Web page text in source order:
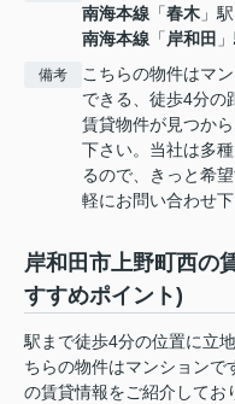
南海本線 「春木 」
南海本線 「岸和田
備考
こちらの物件はマ
できる、徒歩4分の
賃貸物件が見つか
下さい。当社は多
るので、きっと希
軽にお問い合わせ下
岸和田市上野町西の
すすめポイント)
駅まで徒歩4分の位置に立
ちらの物件はマンションで
の賃貸情報をご紹介してお